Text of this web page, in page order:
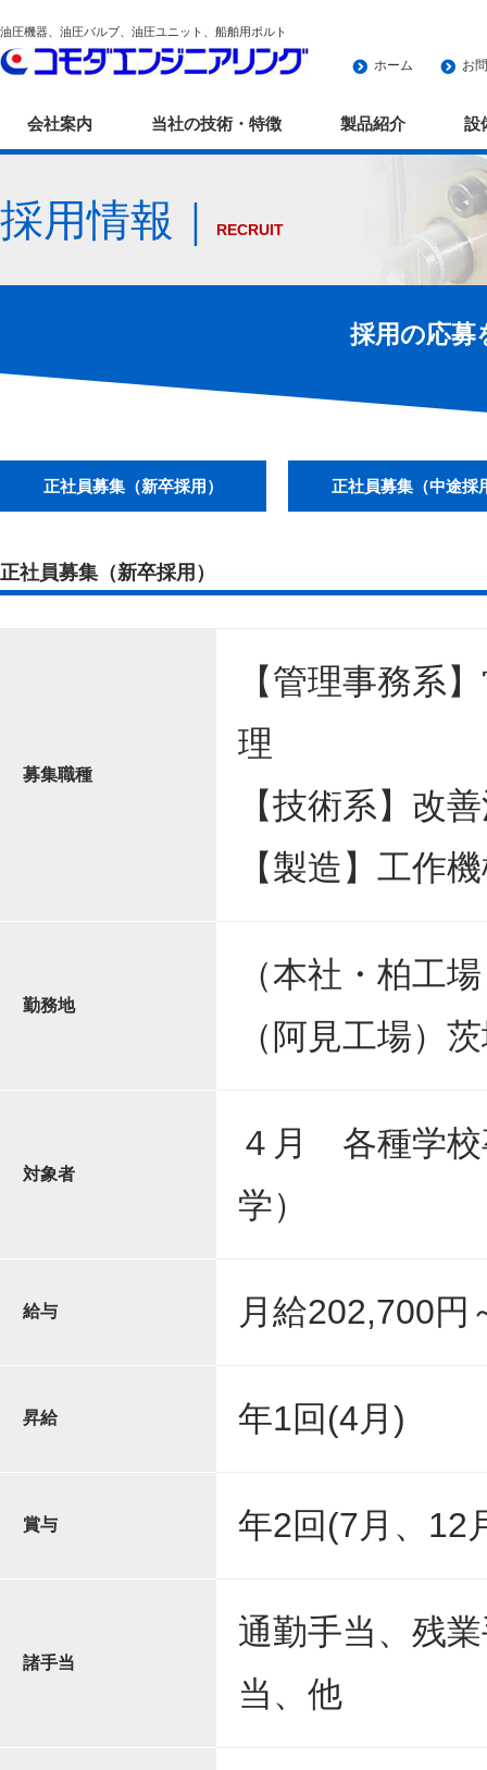
油圧機器、油圧バルブ、油圧ユニット、船舶用ボルト
ホーム お
会社案内 当社の技術・特徴 製品紹介 設
採用情報｜ RECRUIT
採用の応募
正社員募集（新卒採用） 正社員募集（中途採
正社員募集（新卒採用）
募集職種
【管理事務系
理
【技術系】改
【製造】工作
勤務地
（本社・柏工
（阿見工場）
対象者
４月 各種学校
学）
給与 月給202,700円
昇給 年1回(4月)
賞与 年2回(7月、
諸手当
通勤手当、残
当、他